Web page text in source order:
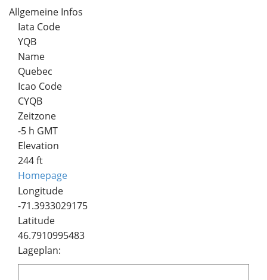
Allgemeine Infos
Iata Code
YQB
Name
Quebec
Icao Code
CYQB
Zeitzone
-5 h GMT
Elevation
244 ft
Homepage
Longitude
-71.3933029175
Latitude
46.7910995483
Lageplan: